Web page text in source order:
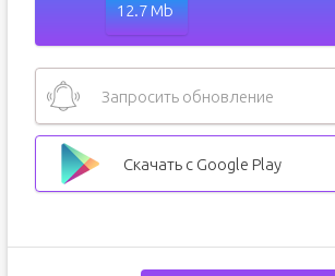
12.7 Mb
Запросить обновление
Скачать с Google Play